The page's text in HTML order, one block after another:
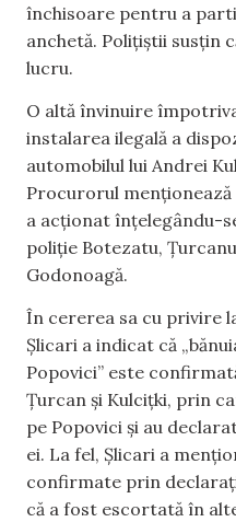
închisoare pentru a
anchetă. Polițiștii susțin
lucru.
O altă învinuire
instalarea ilegală a
automobilul lui Andrei
Procurorul menționează
a acționat înțelegându-
poliție Botezatu,
Godonoagă.
În cererea sa cu privire
Șlicari a indicat că
Popovici” este
Țurcan și Kulcițki, prin
pe Popovici și au
ei. La fel, Șlicari a
confirmate prin
că a fost escortată în